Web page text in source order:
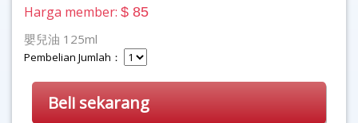
Harga member: $ 85
嬰兒油 125ml
Pembelian Jumlah：
Beli sekarang